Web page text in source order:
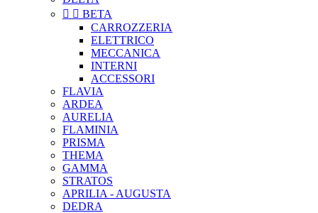
  BETA
CARROZZERIA
ELETTRICO
MECCANICA
INTERNI
ACCESSORI
FLAVIA
ARDEA
AURELIA
FLAMINIA
PRISMA
THEMA
GAMMA
STRATOS
APRILIA - AUGUSTA
DEDRA